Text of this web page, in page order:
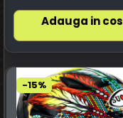
Adauga in cos
-15%